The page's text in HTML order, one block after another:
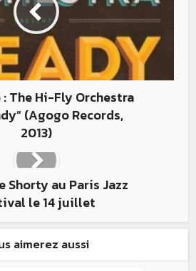
The Hi-Fly Orchestra
(Agogo Records,
2013)
Shorty au Paris Jazz
le 14 juillet
aimerez aussi